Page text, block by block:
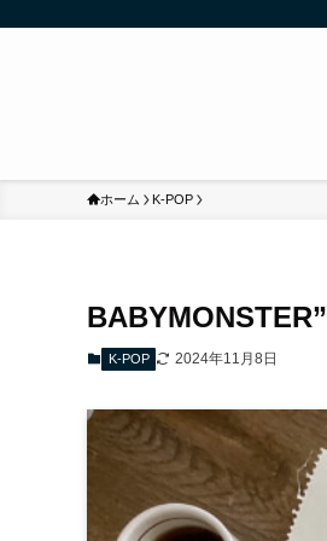
ホーム K-POP
K-POP 2024年11月8日